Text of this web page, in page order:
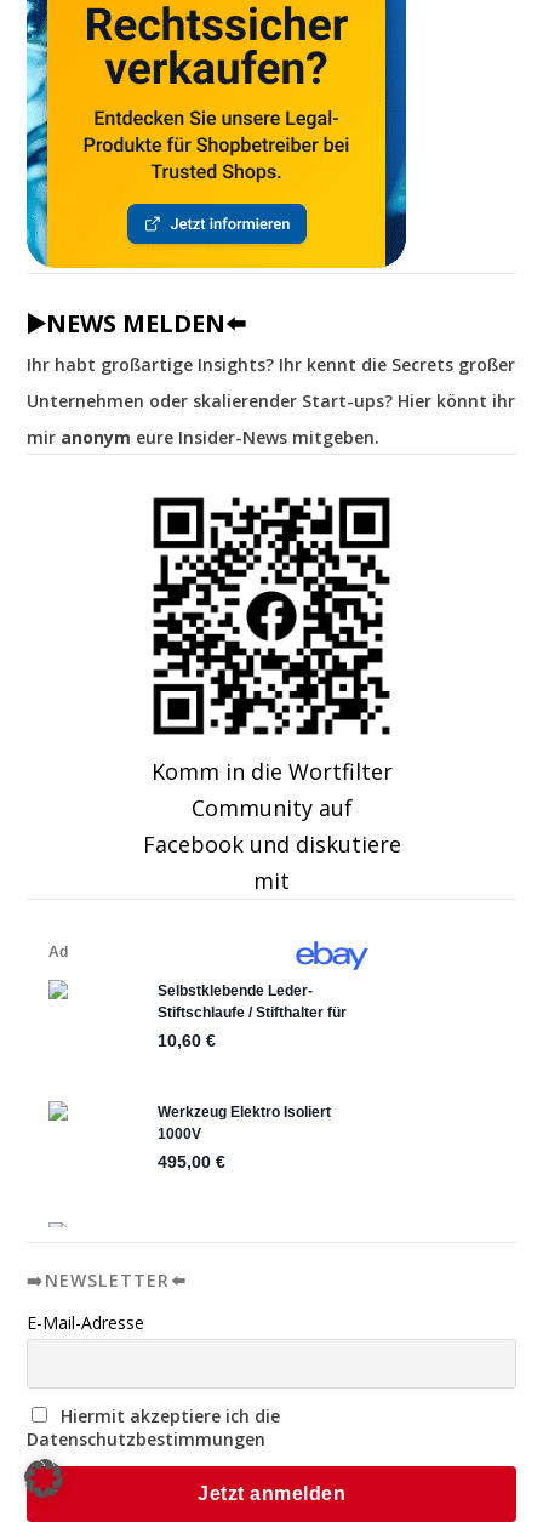
▶️NEWS MELDEN⬅️
Ihr habt großartige Insights? Ihr kennt die Secrets großer
Unternehmen oder skalierender Start-ups? Hier könnt ihr
mir anonym eure Insider-News mitgeben.
Komm in die Wortfilter
Community auf
Facebook und diskutiere
mit
➡️NEWSLETTER⬅️
E-Mail-Adresse
Hiermit akzeptiere ich die
Datenschutzbestimmungen